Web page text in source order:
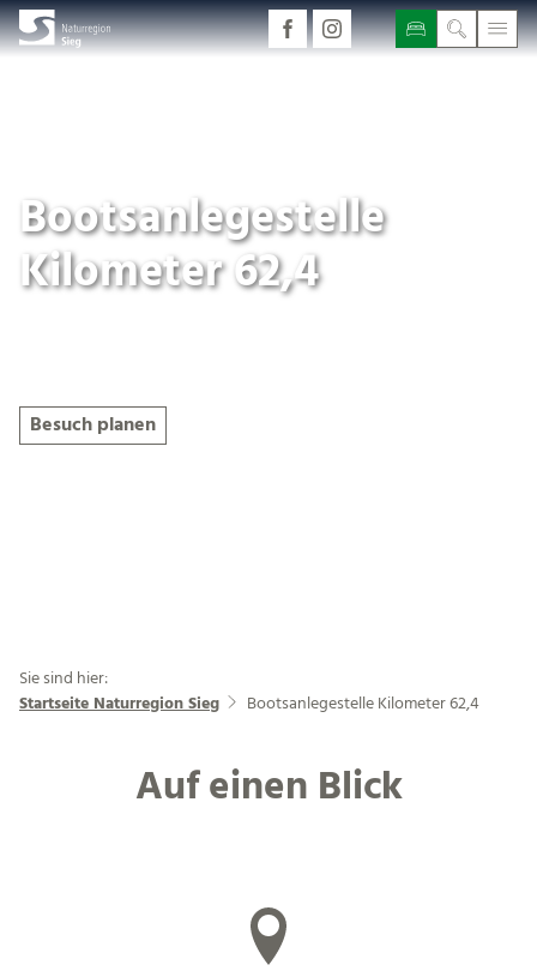
Bootsanlegestelle
Kilometer 62,4
Besuch planen
Sie sind hier:
Startseite Naturregion Sieg
Bootsanlegestelle Kilometer 62,4
Auf einen Blick